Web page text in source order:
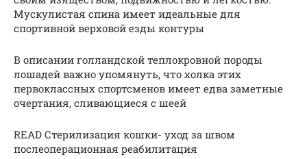
Мускулистая спина имеет идеальные для
спортивной верховой езды контуры
В описании голландской теплокровной породы
лошадей важно упомянуть, что холка этих
первоклассных спортсменов имеет едва заметные
очертания, сливающиеся с шеей
READ Стерилизация кошки- уход за швом
послеоперационная реабилитация